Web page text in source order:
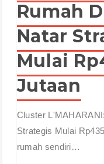
Rumah
Natar
Mulai
Jutaan
Cluster
Strategis Mulai
rumah sendiri…